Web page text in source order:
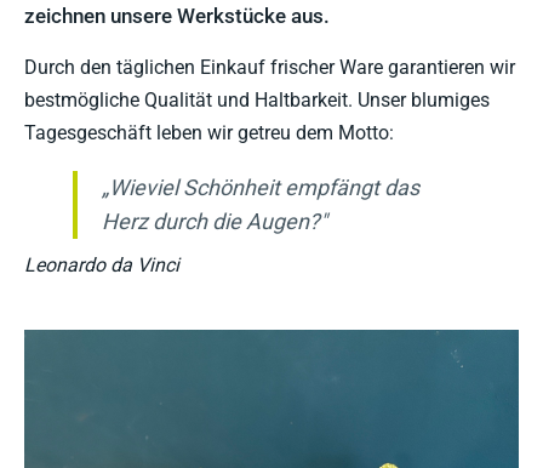
zeichnen unsere Werkstücke aus.
Durch den täglichen Einkauf frischer Ware garantieren wir
bestmögliche Qualität und Haltbarkeit. Unser blumiges
Tagesgeschäft leben wir getreu dem Motto:
„Wieviel Schönheit empfängt das
Herz durch die Augen?"
Leonardo da Vinci